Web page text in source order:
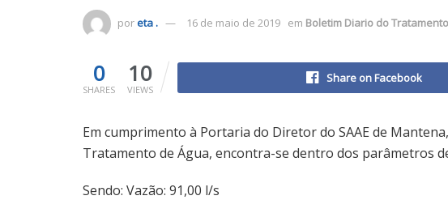
poreta . 16 de maio de 2019 em Boletim Diario do
0
SHARES
10
VIEWS
Share on Facebook
Em cumprimento à Portaria do Diretor do SAAE de
Tratamento de Água, encontra-se dentro dos parâmetros
Sendo: Vazão: 91,00 l/s